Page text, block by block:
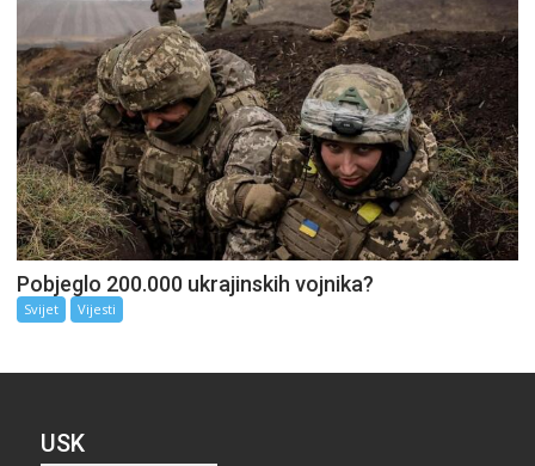
Pobjeglo 200.000 ukrajinskih vojnika?
Svijet Vijesti
USK